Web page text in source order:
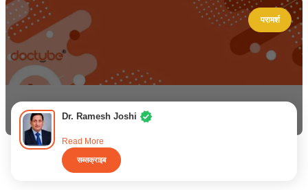
परामर्श
Dr. Ramesh Joshi
Read More
सब्सक्राइब